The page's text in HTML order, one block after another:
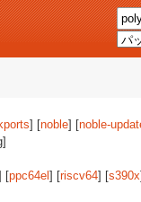
] [noble] [noble-
[ppc64el ] [riscv64] [s390x]